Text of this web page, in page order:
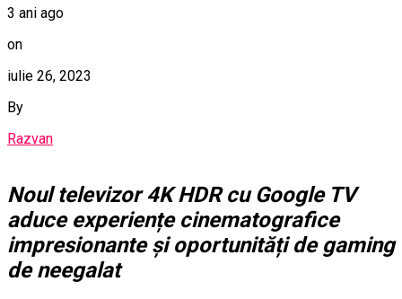
3 ani ago
on
iulie 26, 2023
By
Razvan
Noul televizor 4K HDR cu Google TV
aduce experiențe cinematografice
impresionante și oportunități de gaming
de neegalat